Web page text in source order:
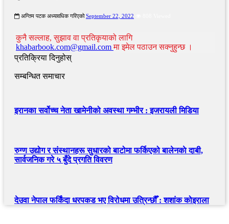
अन्तिम पटक अध्यावधिक गरिएको September 22, 2022
कुनै सल्लाह, सुझाव वा प्रतिकृयाको लागि
khabarbook.com@gmail.comमा इमेल पठाउन सक्नुहुन्छ ।
प्रतिक्रिया दिनुहोस्
सम्बन्धित समाचार
इरानका सर्वोच्च नेता खामेनीको अवस्था गम्भीर : इजरायली मिडिया
रुग्ण उद्योग र संस्थानहरू सुधारको बाटोमा फर्किएको बालेनकाे दाबी,
सार्वजनिक गरे ५ बुँदे प्रगति विवरण
देउवा नेपाल फर्किंदा धरपकड भए विरोधमा उत्रिन्छौँ : शशांक कोइराला